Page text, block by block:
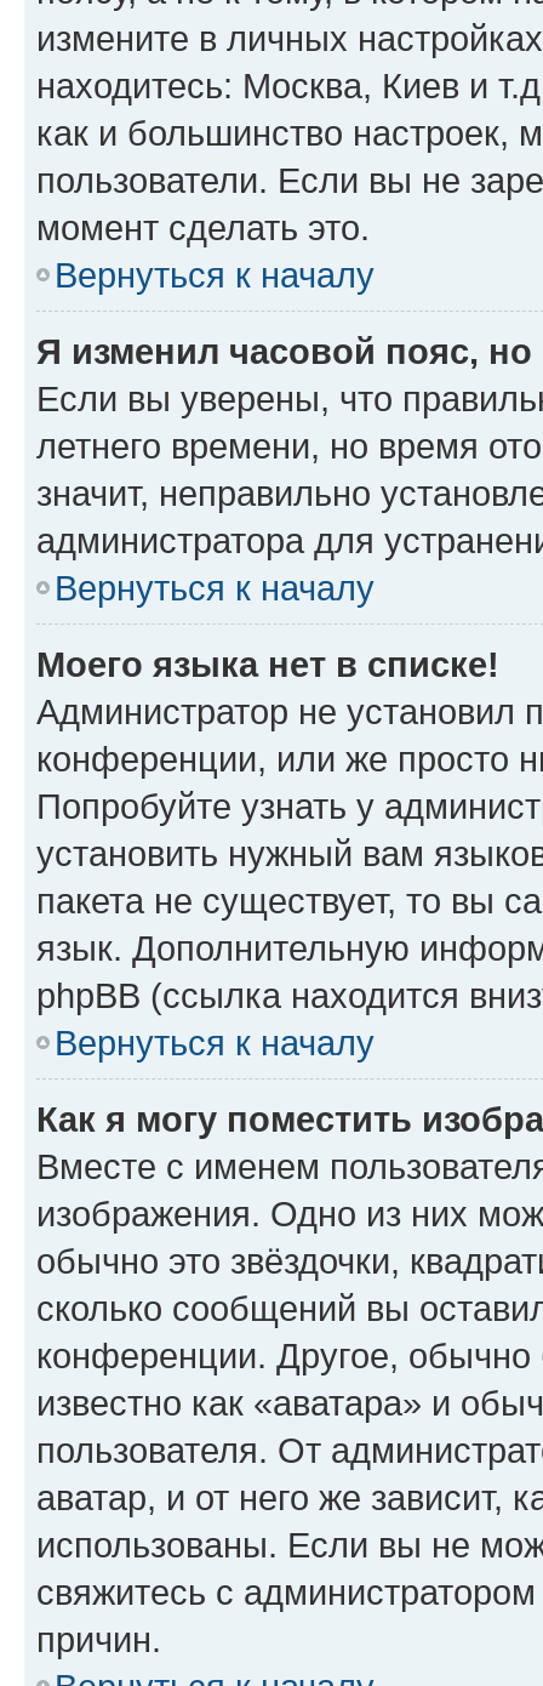
измените в личных
находитесь: Москва, Киев и
как и большинство настроек,
пользователи. Если вы не
момент сделать это.
Вернуться к началу
Я изменил часовой пояс,
Если вы уверены, что
летнего времени, но время
значит, неправильно
администратора для
Вернуться к началу
Моего языка нет в списке!
Администратор не установил
конференции, или же просто
Попробуйте узнать у
установить нужный вам
пакета не существует, то вы
язык. Дополнительную
phpBB (ссылка находится
Вернуться к началу
Как я могу поместить
Вместе с именем
изображения. Одно из них
обычно это звёздочки,
сколько сообщений вы
конференции. Другое,
известно как «аватара» и
пользователя. От
аватар, и от него же зависит,
использованы. Если вы не
свяжитесь с
причин.